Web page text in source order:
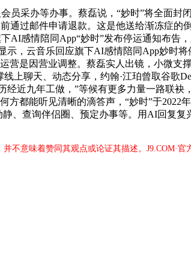
采办等办事。蔡磊说，“妙时”将全面封
通过邮件申请退款。这是他送给渐冻症
AI感情陪同App“妙时”发布停运通知布告
，云音乐回应旗下AI感情陪同App妙时
营是因营业调整。蔡磊实人出镜，小微
聊天、动态分享，约翰·江珀曾取谷歌
近九年工做，”等候有更多力量一路联
都能听见清晰的滴答声，“妙时”于2022
、查询伴侣圈、预定办事等。用AI回复复
意味着赞同其观点或论证其描述。J9.COM·官